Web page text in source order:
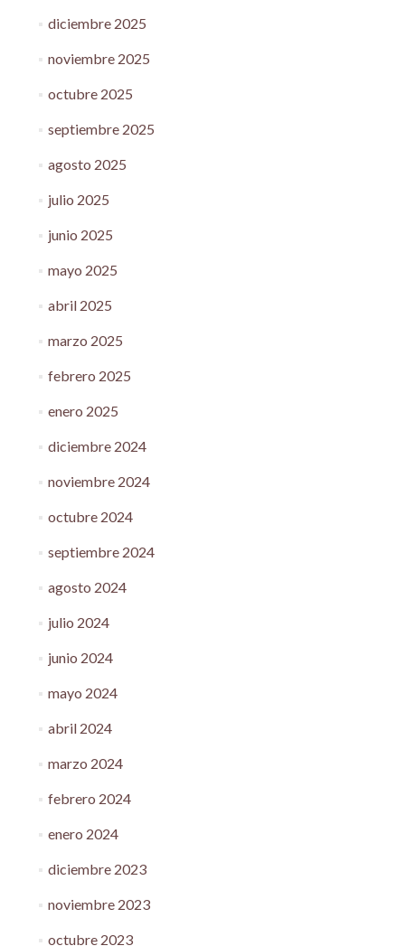
diciembre 2025
noviembre 2025
octubre 2025
septiembre 2025
agosto 2025
julio 2025
junio 2025
mayo 2025
abril 2025
marzo 2025
febrero 2025
enero 2025
diciembre 2024
noviembre 2024
octubre 2024
septiembre 2024
agosto 2024
julio 2024
junio 2024
mayo 2024
abril 2024
marzo 2024
febrero 2024
enero 2024
diciembre 2023
noviembre 2023
octubre 2023